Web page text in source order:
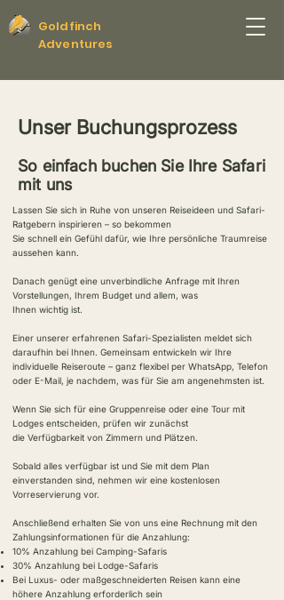
Goldfinch
Adventures
Unser Buchungsprozess
So einfach buchen Sie Ihre Safari
mit uns
Lassen Sie sich in Ruhe von unseren Reiseideen und Safari-
Ratgebern inspirieren – so bekommen
Sie schnell ein Gefühl dafür, wie Ihre persönliche Traumreise
aussehen kann.
Danach genügt eine unverbindliche Anfrage mit Ihren
Vorstellungen, Ihrem Budget und allem, was
Ihnen wichtig ist.
Einer unserer erfahrenen Safari-Spezialisten meldet sich
daraufhin bei Ihnen. Gemeinsam entwickeln wir Ihre
individuelle Reiseroute – ganz flexibel per WhatsApp, Telefon
oder E-Mail, je nachdem, was für Sie am angenehmsten ist.
Wenn Sie sich für eine Gruppenreise oder eine Tour mit
Lodges entscheiden, prüfen wir zunächst
die Verfügbarkeit von Zimmern und Plätzen.
Sobald alles verfügbar ist und Sie mit dem Plan
einverstanden sind, nehmen wir eine kostenlosen
Vorreservierung vor.
Anschließend erhalten Sie von uns eine Rechnung mit den
Zahlungsinformationen für die Anzahlung:
10% Anzahlung bei Camping-Safaris
30% Anzahlung bei Lodge-Safaris
Bei Luxus- oder maßgeschneiderten Reisen kann eine
höhere Anzahlung erforderlich sein